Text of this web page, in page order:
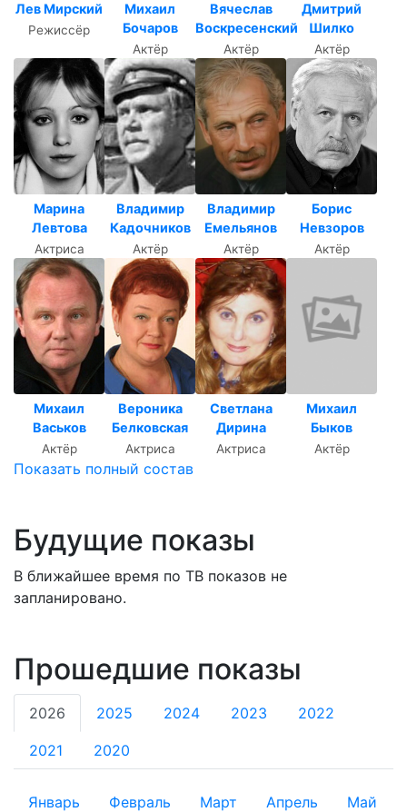
Лев Мирский
Режиссёр
Михаил
Бочаров
Актёр
Вячеслав
Воскресенский
Актёр
Дмитрий
Шилко
Актёр
Марина
Левтова
Актриса
Владимир
Кадочников
Актёр
Владимир
Емельянов
Актёр
Борис
Невзоров
Актёр
Михаил
Васьков
Актёр
Вероника
Белковская
Актриса
Светлана
Дирина
Актриса
Михаил
Быков
Актёр
Показать полный состав
Будущие показы
В ближайшее время по ТВ показов не
запланировано.
Прошедшие показы
2026 2025 2024 2023 2022
2021 2020
Январь Февраль Март Апрель
Май